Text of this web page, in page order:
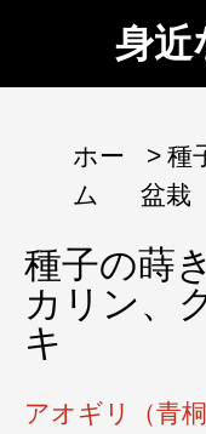
身近
ホー
ム
種
盆栽
種子の蒔
カリン、
キ
アオギリ（青